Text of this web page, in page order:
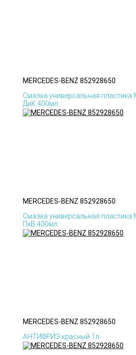
MERCEDES-BENZ 852928650
Смазка универсальная пластика
ДиК 400мл
MERCEDES-BENZ 852928650
Смазка универсальная пластика
ПхВ 400мл
MERCEDES-BENZ 852928650
АНТИФРИЗ красный 1л.